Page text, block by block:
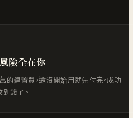
險全在你
的建置費，還沒開始用就先付完。成功
錢了。